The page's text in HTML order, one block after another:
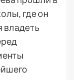
где он
владеть